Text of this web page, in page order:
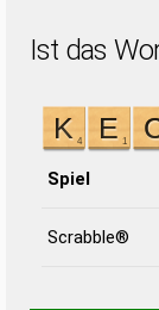
Ist das
Spiel
Scrabble®